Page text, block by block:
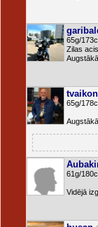
65g/
Zilas
65g/
61g/
Vidējā